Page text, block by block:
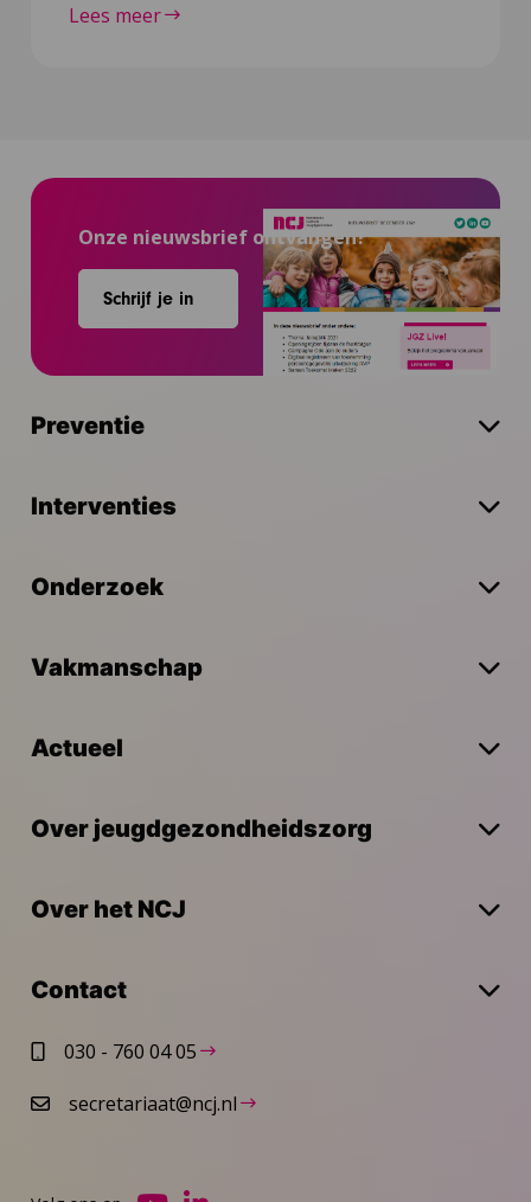
Lees meer
Onze nieuwsbrief ontvangen?
Schrijf je in
Preventie
Interventies
Onderzoek
Vakmanschap
Actueel
Over jeugdgezondheidszorg
Over het NCJ
Contact
030 - 760 04 05
secretariaat@ncj.nl